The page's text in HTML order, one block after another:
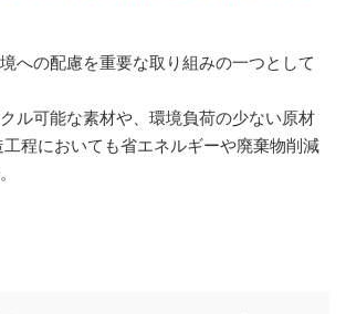
への配慮を重要な取り組みの一つとして
ル可能な素材や、環境負荷の少ない原材
程においても省エネルギーや廃棄物削減